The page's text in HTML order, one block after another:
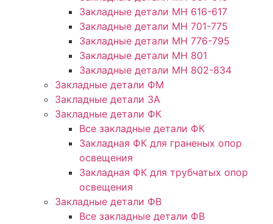
Закладные детали МН 616-617
Закладные детали МН 701-775
Закладные детали МН 776-795
Закладные детали МН 801
Закладные детали МН 802-834
Закладные детали ФМ
Закладные детали ЗА
Закладные детали ФК
Все закладные детали ФК
Закладная ФК для граненых опор
освещения
Закладная ФК для трубчатых опор
освещения
Закладные детали ФВ
Все закладные детали ФВ